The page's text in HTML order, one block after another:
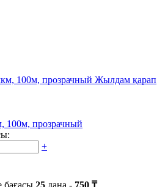
Жылдам қарап
100м, прозрачный
+